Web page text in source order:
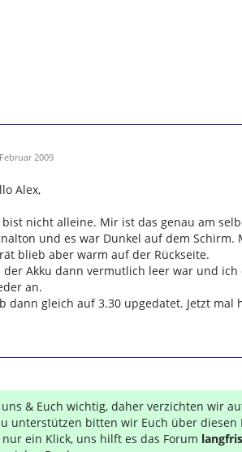
2009
Alex,
nicht alleine. Mir ist das genau am
und es war Dunkel auf dem
blieb aber warm auf der Rückseite.
der Akku dann vermutlich leer war und
an.
dann gleich auf 3.30 upgedatet. Jetzt
& Euch wichtig, daher verzichten wir
unterstützen bitten wir Euch über diesen
ein Klick, uns hilft es das Forum